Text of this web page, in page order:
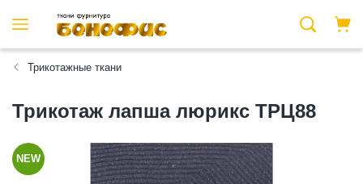
Трикотажные ткани
Трикотаж лапша люрикс ТРЦ88
NEW